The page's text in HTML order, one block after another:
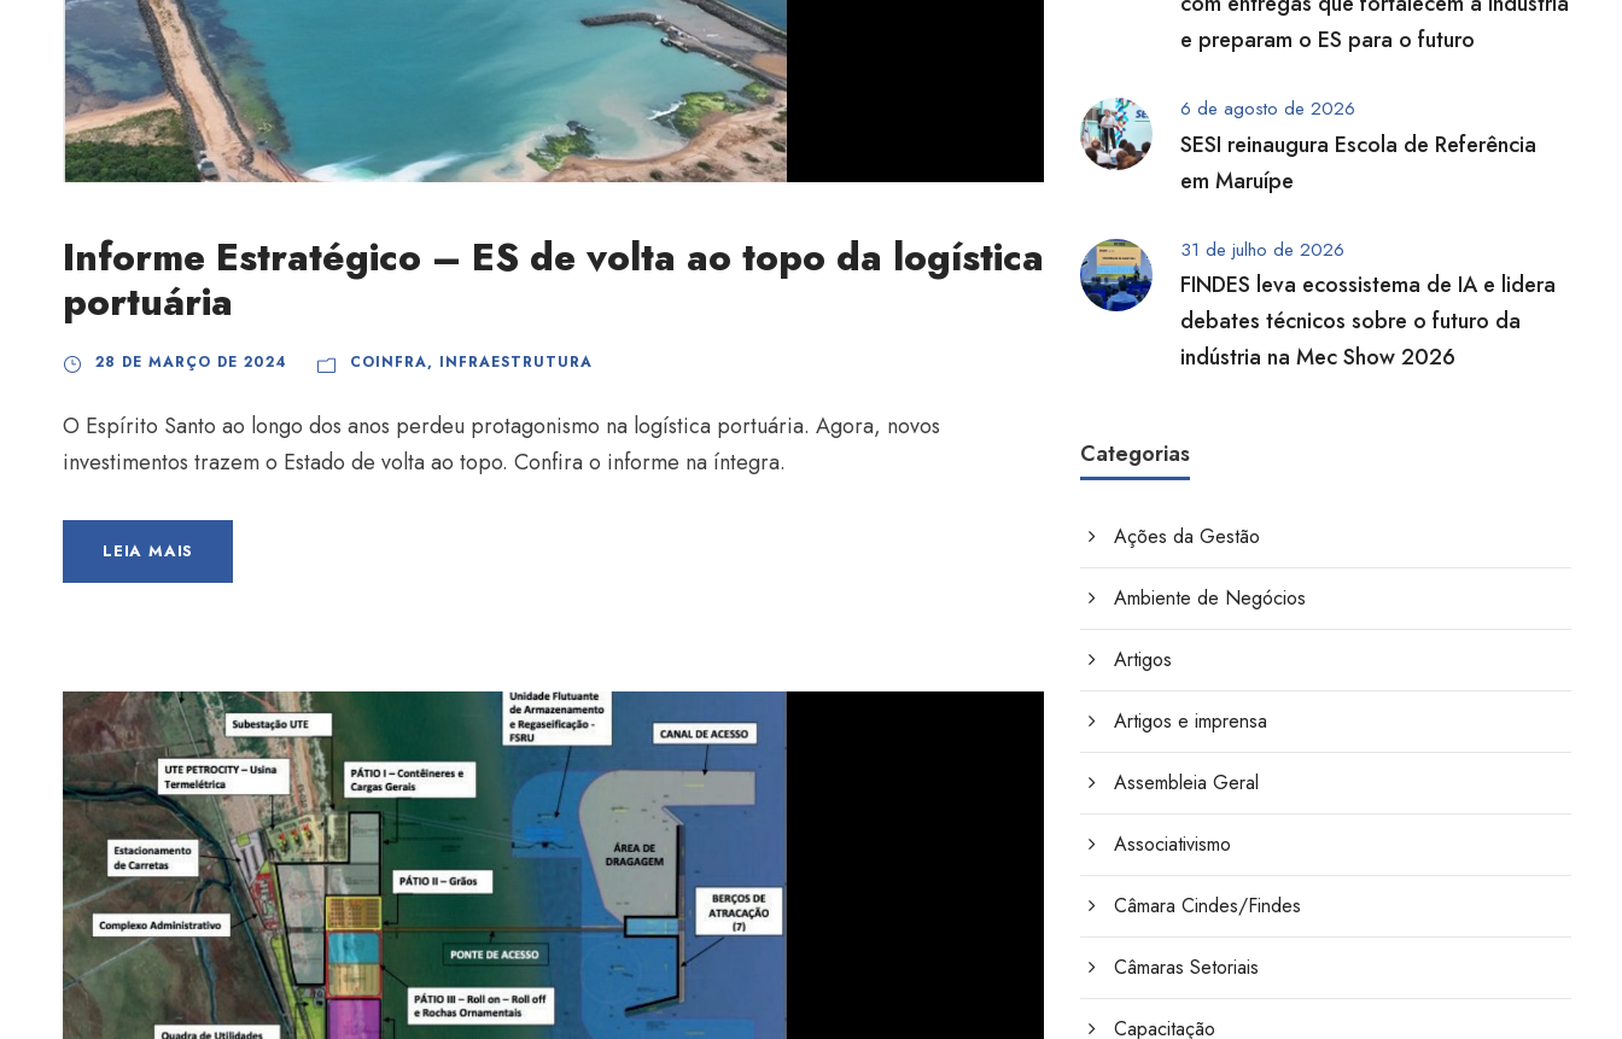
Informe Estratégico – ES de volta ao topo da logística
portuária
28 DE MARÇO DE 2024 COINFRA, INFRAESTRUTURA
O Espírito Santo ao longo dos anos perdeu protagonismo na logística portuária. Agora, novos
investimentos trazem o Estado de volta ao topo. Confira o informe na íntegra.
LEIA MAIS
e preparam o ES para o futuro
6 de agosto de 2026
SESI reinaugura Escola de Referência
em Maruípe
31 de julho de 2026
FINDES leva ecossistema de IA e lidera
debates técnicos sobre o futuro da
indústria na Mec Show 2026
Categorias
Ações da Gestão
Ambiente de Negócios
Artigos
Artigos e imprensa
Assembleia Geral
Associativismo
Câmara Cindes/Findes
Câmaras Setoriais
Capacitação